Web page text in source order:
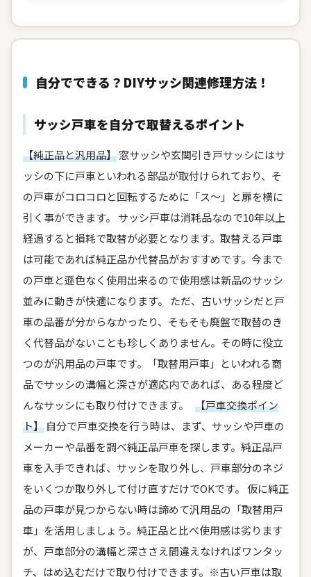
自分でできる？DIYサッシ関連修理方法！
サッシ戸車を自分で取替えるポイント
【純正品と汎用品】窓サッシや玄関引き戸サッシにはサ
ッシの下に戸車といわれる部品が取付けられており、そ
の戸車がコロコロと回転するために「ス～」と扉を横に
引く事ができます。 サッシ戸車は消耗品なので10年以上
経過すると損耗で取替が必要となります。取替える戸車
は可能であれば純正品か代替品がおすすめです。今まで
の戸車と遜色なく使用出来るので使用感は新品のサッシ
並みに動きが快適になります。 ただ、古いサッシだと戸
車の品番が分からなかったり、そもそも廃盤で取替のき
く代替品がないことも珍しくありません。その時に役立
つのが汎用品の戸車です。「取替用戸車」といわれる商
品でサッシの溝幅と深さが適応内であれば、ある程度ど
んなサッシにも取り付けできます。 【戸車交換ポイン
ト】自分で戸車交換を行う時は、まず、サッシや戸車の
メーカーや品番を調べ純正品戸車を探します。純正品戸
車を入手できれば、サッシを取り外し、戸車部分のネジ
をいくつか取り外して付け直すだけでOKです。 仮に純正
品の戸車が見つからない時は諦めて汎用品の「取替用戸
車」を活用しましょう。純正品と比べ使用感は劣ります
が、戸車部分の溝幅と深ささえ間違えなければワンタッ
チ、はめ込むだけで取り付けできます。※古い戸車は取